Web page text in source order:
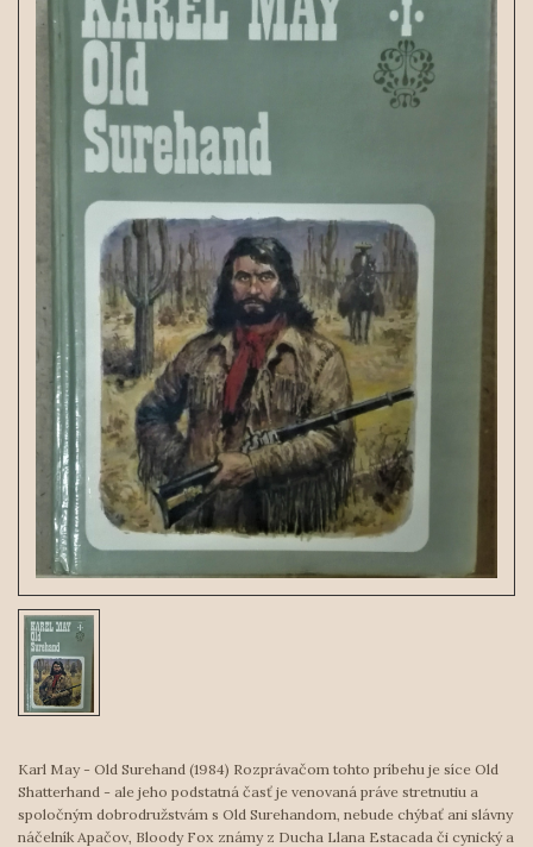
Karl May - Old Surehand (1984) Rozprávačom tohto príbehu je síce Old
Shatterhand - ale jeho podstatná časť je venovaná práve stretnutiu a
spoločným dobrodružstvám s Old Surehandom, nebude chýbať ani slávny
náčelník Apačov, Bloody Fox známy z Ducha Llana Estacada či cynický a